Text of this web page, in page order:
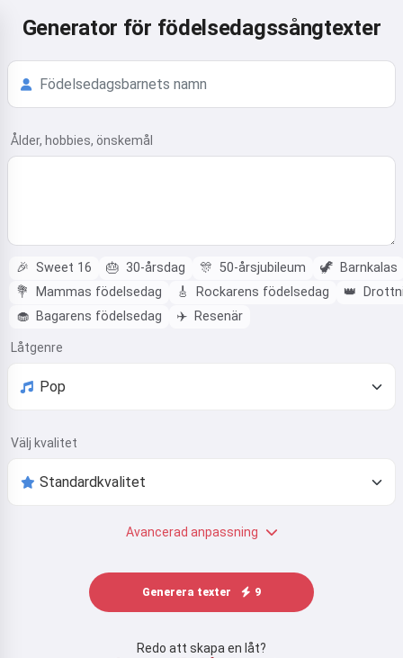
Generator för födelsedagssångtexter
Ålder, hobbies, önskemål
🎉 Sweet 16 🎂 30-årsdag 🎊 50-årsjubileum 🦖 Barnkalas
💐
Mammas födelsedag 🎸 Rockarens födelsedag 👑
🧁 Bagarens födelsedag ✈️ Resenär
Låtgenre
Välj kvalitet
Avancerad anpassning
Generera texter 9
Redo att skapa en låt?